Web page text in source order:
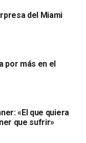
del Miami
por más en el
«El que quiera
que sufrir»